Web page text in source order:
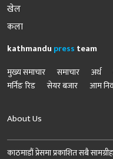
खेल
कला
kathmandu press team
मुख्य समाचार
समाचार अर्थ
मर्निङ रिड
सेयर बजार आम
About Us
काठमाडौं प्रेसमा प्रकाशित सबै